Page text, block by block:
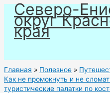
Перейти
содержимому
Северо-
округ
края
Главная Полезное
Как не промокнуть и не
туристические палатки по